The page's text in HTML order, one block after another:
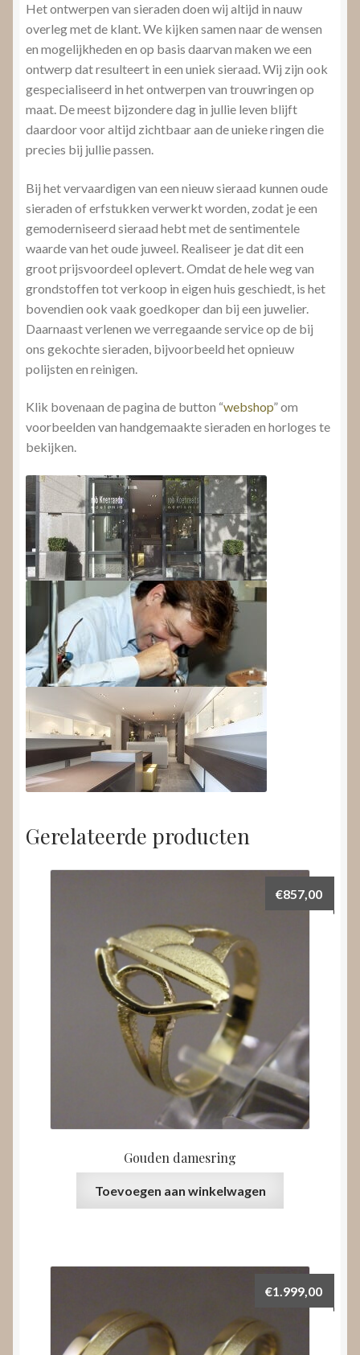
Het ontwerpen van sieraden doen wij altijd in nauw
overleg met de klant. We kijken samen naar de wensen
en mogelijkheden en op basis daarvan maken we een
ontwerp dat resulteert in een uniek sieraad. Wij zijn ook
gespecialiseerd in het ontwerpen van trouwringen op
maat. De meest bijzondere dag in jullie leven blijft
daardoor voor altijd zichtbaar aan de unieke ringen die
precies bij jullie passen.
Bij het vervaardigen van een nieuw sieraad kunnen oude
sieraden of erfstukken verwerkt worden, zodat je een
gemoderniseerd sieraad hebt met de sentimentele
waarde van het oude juweel. Realiseer je dat dit een
groot prijsvoordeel oplevert. Omdat de hele weg van
grondstoffen tot verkoop in eigen huis geschiedt, is het
bovendien ook vaak goedkoper dan bij een juwelier.
Daarnaast verlenen we verregaande service op de bij
ons gekochte sieraden, bijvoorbeeld het opnieuw
polijsten en reinigen.
Klik bovenaan de pagina de button “webshop” om
voorbeelden van handgemaakte sieraden en horloges te
bekijken.
Gerelateerde producten
Gouden damesring
€857,00
Toevoegen aan winkelwagen
€1.999,00